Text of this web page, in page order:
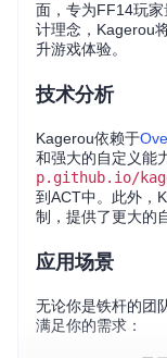
面，专为FF14玩
计理念，Kagerou
升游戏体验。
技术分析
Kagerou依赖于
和强大的自定义能
p.github.io/
到ACT中。此外，
制，提供了更大的
应用场景
无论你是铁杆的团
满足你的需求：